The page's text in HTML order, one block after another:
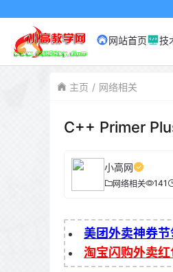
网站首页 技
主页 网络相关
C++ Primer
小高网
网络相关 141
美团外卖神券
淘宝闪购外卖